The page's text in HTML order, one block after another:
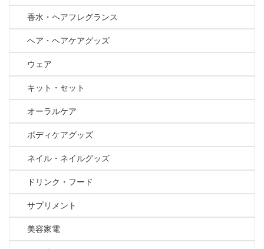
香水・ヘアフレグランス
ヘア・ヘアケアグッズ
ウェア
キット・セット
オーラルケア
ボディケアグッズ
ネイル・ネイルグッズ
ドリンク・フード
サプリメント
美容家電